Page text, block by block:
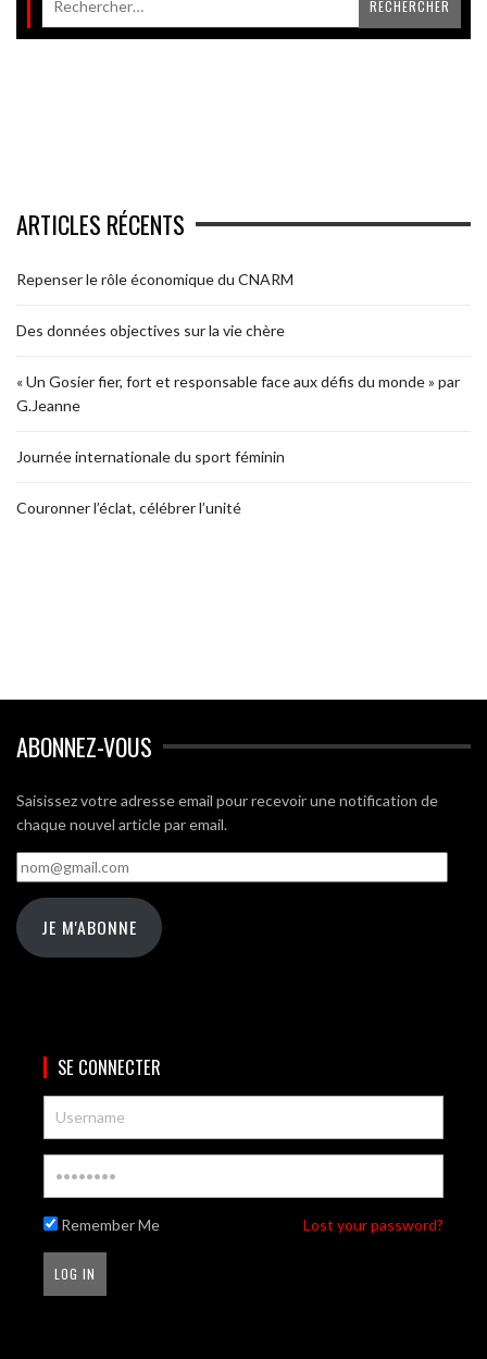
ARTICLES RÉCENTS
Repenser le rôle économique du CNARM
Des données objectives sur la vie chère
« Un Gosier fier, fort et responsable face aux défis du monde » par
G.Jeanne
Journée internationale du sport féminin
Couronner l’éclat, célébrer l’unité
ABONNEZ-VOUS
Saisissez votre adresse email pour recevoir une notification de
chaque nouvel article par email.
nom@gmail.com
JE M'ABONNE
SE CONNECTER
Remember Me Lost your password?